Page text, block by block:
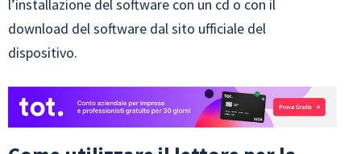
l’installazione del software con un cd o con il
download del software dal sito ufficiale del
dispositivo.